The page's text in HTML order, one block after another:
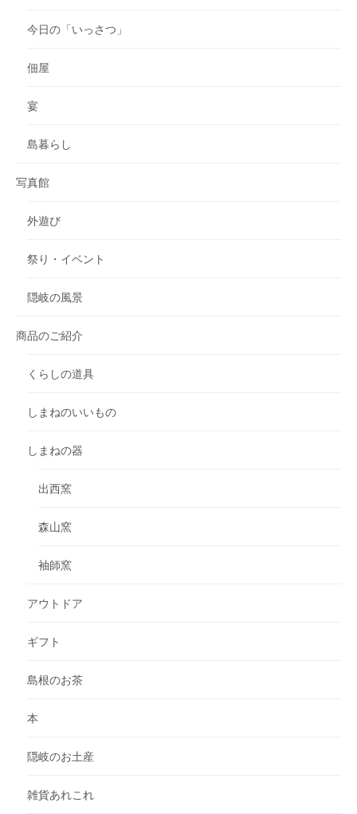
今日の「いっさつ」
佃屋
宴
島暮らし
写真館
外遊び
祭り・イベント
隠岐の風景
商品のご紹介
くらしの道具
しまねのいいもの
しまねの器
出西窯
森山窯
袖師窯
アウトドア
ギフト
島根のお茶
本
隠岐のお土産
雑貨あれこれ